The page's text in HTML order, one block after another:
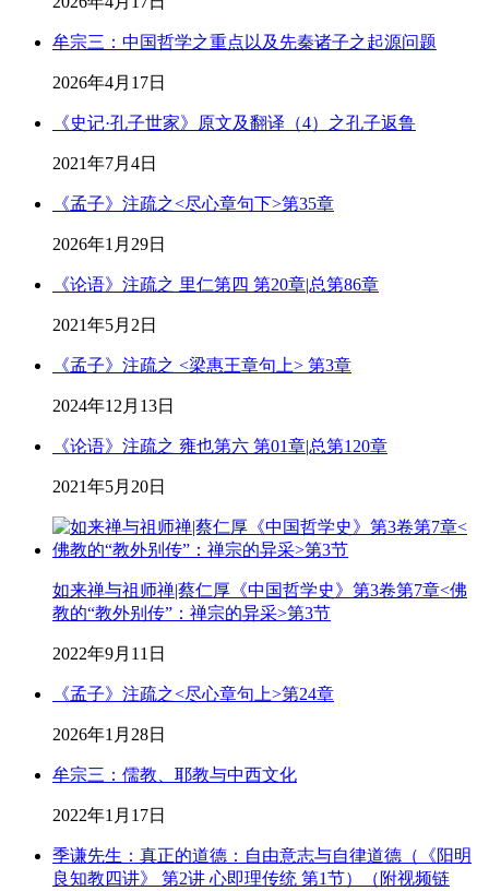
牟宗三：中国哲学之重点以及先秦诸子之起源问题
2026年4月17日
《史记·孔子世家》原文及翻译（4）之孔子返鲁
2021年7月4日
《孟子》注疏之<尽心章句下>第35章
2026年1月29日
《论语》注疏之 里仁第四 第20章|总第86章
2021年5月2日
《孟子》注疏之 <梁惠王章句上> 第3章
2024年12月13日
《论语》注疏之 雍也第六 第01章|总第120章
2021年5月20日
如来禅与祖师禅|蔡仁厚《中国哲学史》第3卷第7章<佛
教的“教外别传”：禅宗的异采>第3节
2022年9月11日
《孟子》注疏之<尽心章句上>第24章
2026年1月28日
牟宗三：儒教、耶教与中西文化
2022年1月17日
季谦先生：真正的道德：自由意志与自律道德（《阳明
良知教四讲》 第2讲 心即理传统 第1节）（附视频链